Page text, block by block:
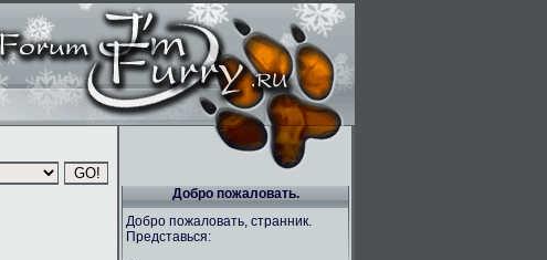
Добро пожаловать.
Добро пожаловать, странник.
Представься: